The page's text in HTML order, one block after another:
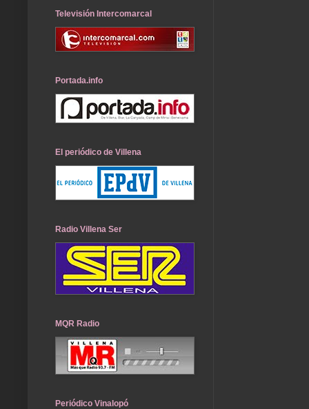
Televisión Intercomarcal
Portada.info
El periódico de Villena
Radio Villena Ser
MQR Radio
Periódico Vinalopó